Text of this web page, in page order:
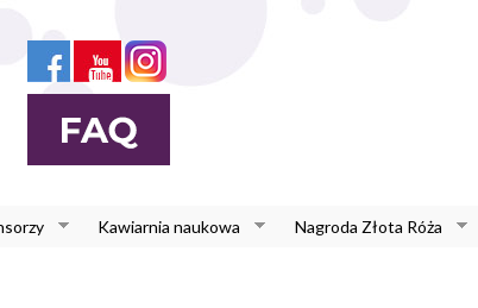
Kawiarnia naukowa Nagroda Złota Róża